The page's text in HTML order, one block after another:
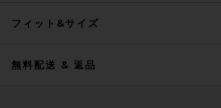
フィット&サイズ
無料配送 & 返品